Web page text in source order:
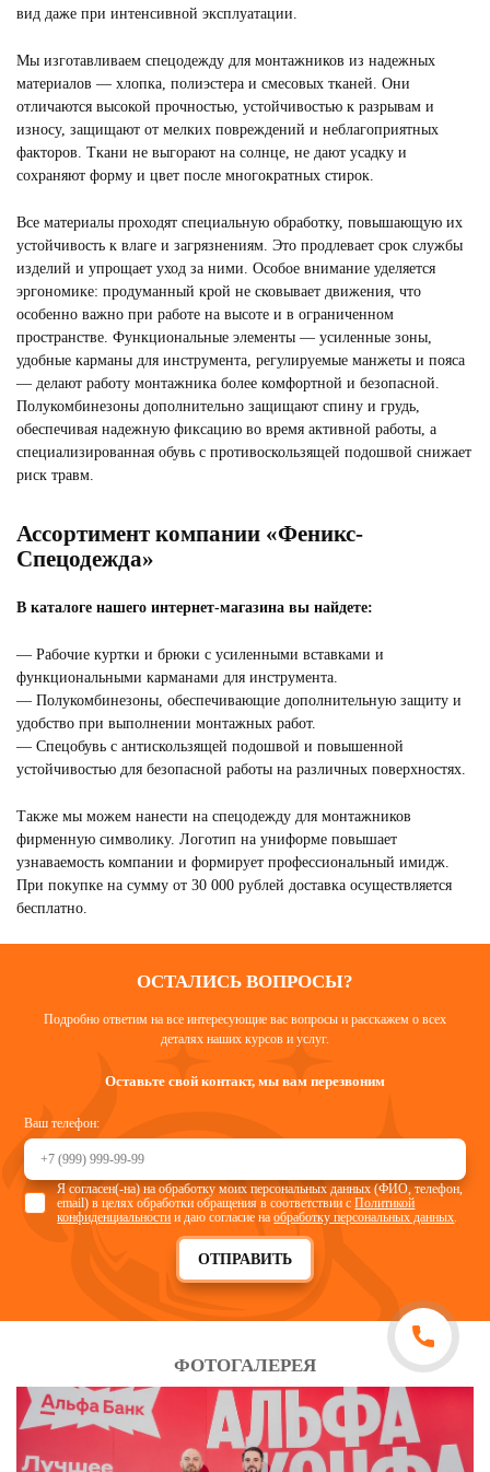
Смотреть
Смотреть
вид даже при интенсивной эксплуатации.
Мы изготавливаем спецодежду для монтажников из надежных
материалов — хлопка, полиэстера и смесовых тканей. Они
отличаются высокой прочностью, устойчивостью к разрывам и
износу, защищают от мелких повреждений и неблагоприятных
факторов. Ткани не выгорают на солнце, не дают усадку и
сохраняют форму и цвет после многократных стирок.
Все материалы проходят специальную обработку, повышающую их
устойчивость к влаге и загрязнениям. Это продлевает срок службы
изделий и упрощает уход за ними. Особое внимание уделяется
эргономике: продуманный крой не сковывает движения, что
особенно важно при работе на высоте и в ограниченном
пространстве. Функциональные элементы — усиленные зоны,
удобные карманы для инструмента, регулируемые манжеты и пояса
— делают работу монтажника более комфортной и безопасной.
Полукомбинезоны дополнительно защищают спину и грудь,
обеспечивая надежную фиксацию во время активной работы, а
специализированная обувь с противоскользящей подошвой снижает
риск травм.
Ассортимент компании «Феникс-
Спецодежда»
В каталоге нашего интернет-магазина вы найдете:
— Рабочие куртки и брюки с усиленными вставками и
функциональными карманами для инструмента.
— Полукомбинезоны, обеспечивающие дополнительную защиту и
удобство при выполнении монтажных работ.
— Спецобувь с антискользящей подошвой и повышенной
устойчивостью для безопасной работы на различных поверхностях.
Также мы можем нанести на спецодежду для монтажников
фирменную символику. Логотип на униформе повышает
узнаваемость компании и формирует профессиональный имидж.
При покупке на сумму от 30 000 рублей доставка осуществляется
бесплатно.
ОСТАЛИСЬ ВОПРОСЫ?
Подробно ответим на все интересующие вас вопросы и расскажем о всех
деталях наших курсов и услуг.
Оставьте свой контакт, мы вам перезвоним
Ваш телефон:
ОТПРАВИТЬ
Я согласен(-на) на обработку моих персональных данных (ФИО, телефон,
email) в целях обработки обращения в соответствии сПолитикой
конфиденциальности и даю согласие наобработку персональных данных.
ФОТОГАЛЕРЕЯ